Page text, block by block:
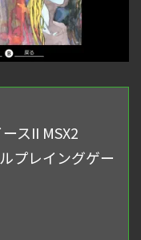
スII MSX2
プレイングゲー